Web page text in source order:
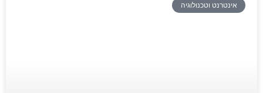
אינטרנט וטכנולוגיה